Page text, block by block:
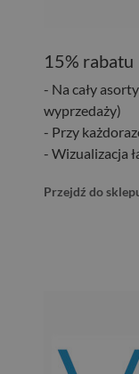
15% rabatu
- Na cały
wyprzedaży)
- Przy
- Wizualizacja
Przejdź do